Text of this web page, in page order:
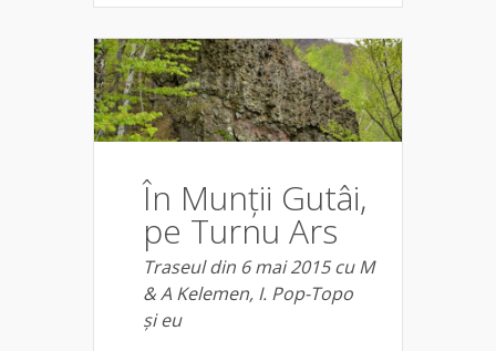
În Munții Gutâi,
pe Turnu Ars
Traseul din 6 mai 2015 cu M
& A Kelemen, I. Pop-Topo
și eu